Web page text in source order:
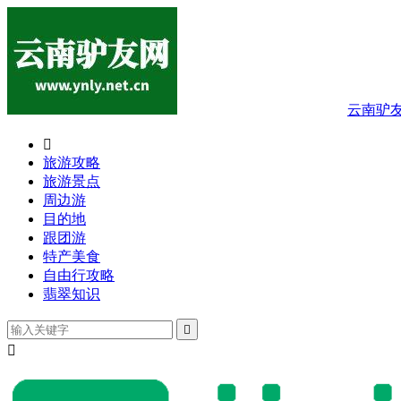
云南驴

旅游攻略
旅游景点
周边游
目的地
跟团游
特产美食
自由行攻略
翡翠知识

